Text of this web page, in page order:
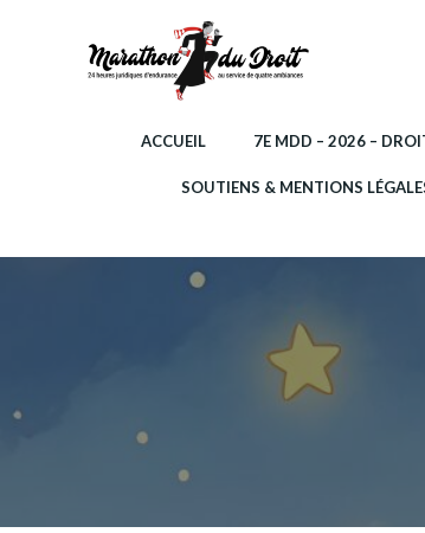
ACCUEIL 7E MDD – 2026 –
SOUTIENS & MENTIONS